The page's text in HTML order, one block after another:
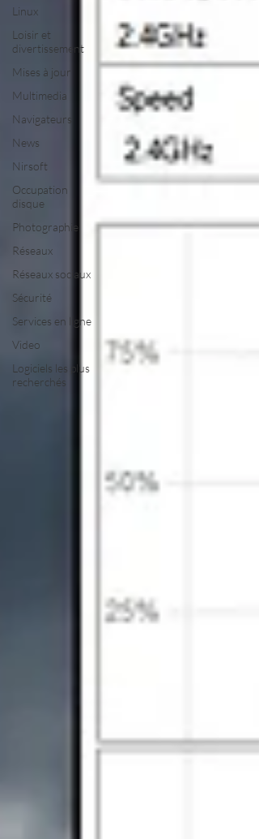
Linux
Loisir et
divertissement
Mises à jour
Multimedia
Navigateurs
News
Nirsoft
Occupation
disque
Photographie
Réseaux
Réseaux sociaux
Sécurité
Services en ligne
Video
Logiciels les plus
recherchés